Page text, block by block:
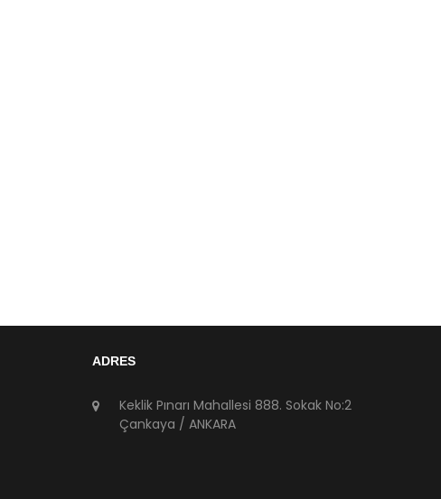
ADRES
Keklik Pınarı Mahallesi 888. Sokak No:2
Çankaya / ANKARA